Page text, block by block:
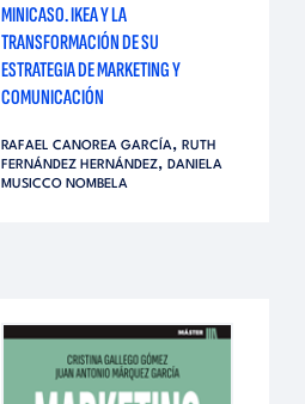
MINICASO. IKEA Y LA
TRANSFORMACIÓN DE SU
ESTRATEGIA DE MARKETING Y
COMUNICACIÓN
RAFAEL CANOREA GARCÍA, RUTH
FERNÁNDEZ HERNÁNDEZ, DANIELA
MUSICCO NOMBELA